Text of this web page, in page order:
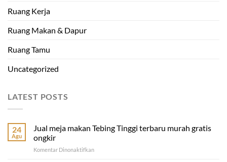
Ruang Kerja
Ruang Makan & Dapur
Ruang Tamu
Uncategorized
LATEST POSTS
24
Agu
Jual meja makan Tebing Tinggi terbaru murah gratis
ongkir
Komentar Dinonaktifkanpada